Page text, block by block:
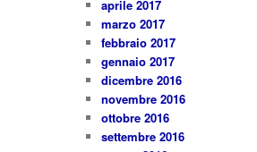
aprile 2017
marzo 2017
febbraio 2017
gennaio 2017
dicembre 2016
novembre 2016
ottobre 2016
settembre 2016